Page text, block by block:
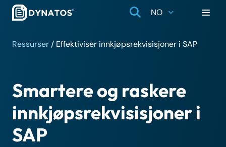
NO
Ressurser / Effektiviser innkjøpsrekvisisjoner i SAP
Smartere og raskere
innkjøpsrekvisisjoner i
SAP